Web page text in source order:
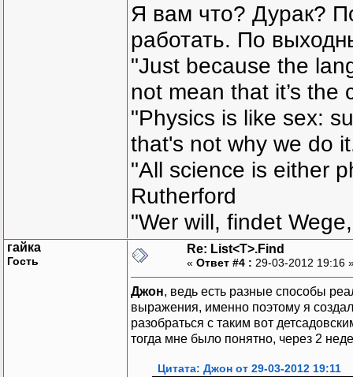
Я вам что? Дурак?
работать. По
"Just because the
not mean that it’s the
"Physics is like sex:
that's not why we do
"All science is either
Rutherford
"Wer will, findet
гайка
Гость
Re: List<T>.Find
« Ответ #4 : 29-03-2012 19:16
Джон, ведь есть разные способы
выражения, именно поэтому я
разобраться с таким вот
тогда мне было понятно, через 2
Цитата: Джон от 29-03-2012 19:11